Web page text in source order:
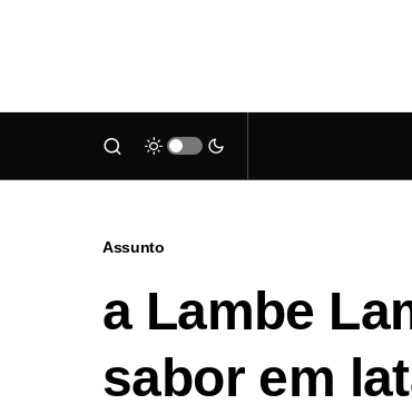
Assunto
a Lambe
sabor em